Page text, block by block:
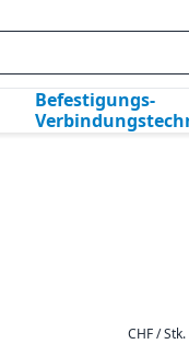
Befestigungs-
CHF / Stk.